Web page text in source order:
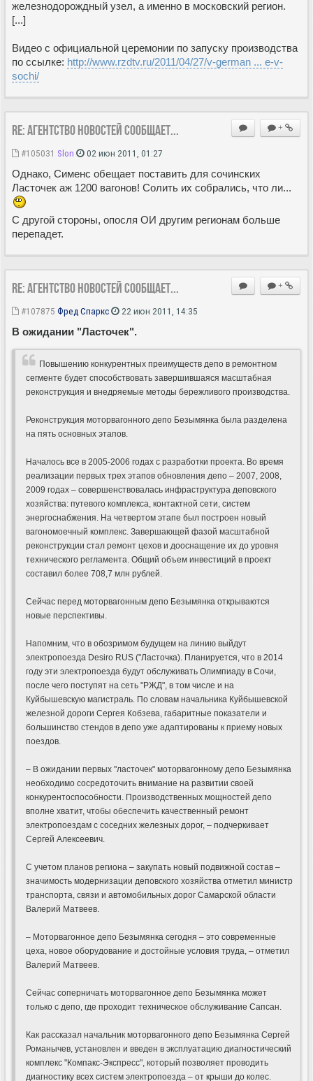
железнодорождный узел, а именно в московский регион.
[...]
Видео c официальной церемонии по запуску производства
по ссылке: http://www.rzdtv.ru/2011/04/27/v-german ... e-v-
sochi/
+
Re: Агентство новостей сообщает...
#105031 Slon 02 июн 2011, 01:27
Однако, Сименс обещает поставить для сочинских
Ласточек аж 1200 вагонов! Солить их собрались, что ли...
С другой стороны, опосля ОИ другим регионам больше
перепадет.
+
Re: Агентство новостей сообщает...
#107875 Фред Спаркс 22 июн 2011, 14:35
В ожидании "Ласточек".
Повышению конкурентных преимуществ депо в ремонтном
сегменте будет способствовать завершившаяся масштабная
реконструкция и внедряемые методы бережливого производства.
Реконструкция моторвагонного депо Безымянка была разделена
на пять основных этапов.
Началось все в 2005-2006 годах с разработки проекта. Во время
реализации первых трех этапов обновления депо – 2007, 2008,
2009 годах – совершенствовалась инфраструктура деповского
хозяйства: путевого комплекса, контактной сети, систем
энергоснабжения. На четвертом этапе был построен новый
вагономоечный комплекс. Завершающей фазой масштабной
реконструкции стал ремонт цехов и дооснащение их до уровня
технического регламента. Общий объем инвестиций в проект
составил более 708,7 млн рублей.
Сейчас перед моторвагонным депо Безымянка открываются
новые перспективы.
Напомним, что в обозримом будущем на линию выйдут
электропоезда Desiro RUS ("Ласточка). Планируется, что в 2014
году эти электропоезда будут обслуживать Олимпиаду в Сочи,
после чего поступят на сеть "РЖД", в том числе и на
Куйбышевскую магистраль. По словам начальника Куйбышевской
железной дороги Сергея Кобзева, габаритные показатели и
большинство стендов в депо уже адаптированы к приему новых
поездов.
– В ожидании первых "ласточек" моторвагонному депо Безымянка
необходимо сосредоточить внимание на развитии своей
конкурентоспособности. Производственных мощностей депо
вполне хватит, чтобы обеспечить качественный ремонт
электропоездам с соседних железных дорог, – подчеркивает
Сергей Алексеевич.
С учетом планов региона – закупать новый подвижной состав –
значимость модернизации деповского хозяйства отметил министр
транспорта, связи и автомобильных дорог Самарской области
Валерий Матвеев.
– Моторвагонное депо Безымянка сегодня – это современные
цеха, новое оборудование и достойные условия труда, – отметил
Валерий Матвеев.
Сейчас соперничать моторвагонное депо Безымянка может
только с депо, где проходит техническое обслуживание Сапсан.
Как рассказал начальник моторвагонного депо Безымянка Сергей
Романычев, установлен и введен в эксплуатацию диагностический
комплекс "Компакс-Экспресс", который позволяет проводить
диагностику всех систем электропоезда – от крыши до колес.